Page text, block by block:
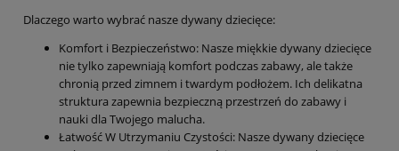
Dlaczego warto wybrać nasze dywany dziecięce:
Komfort i Bezpieczeństwo: Nasze miękkie dywany dziecięce
nie tylko zapewniają komfort podczas zabawy, ale także
chronią przed zimnem i twardym podłożem. Ich delikatna
struktura zapewnia bezpieczną przestrzeń do zabawy i
nauki dla Twojego malucha.
Łatwość W Utrzymaniu Czystości: Nasze dywany dziecięce